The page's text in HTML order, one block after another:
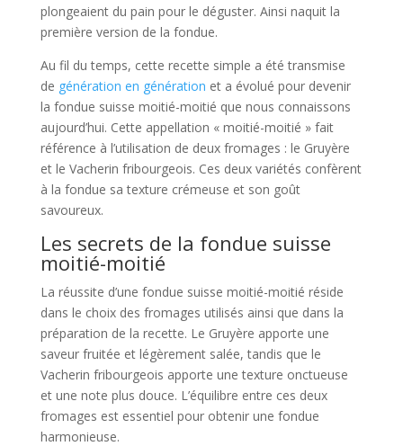
plongeaient du pain pour le déguster. Ainsi naquit la
première version de la fondue.
Au fil du temps, cette recette simple a été transmise
de génération en génération et a évolué pour devenir
la fondue suisse moitié-moitié que nous connaissons
aujourd’hui. Cette appellation « moitié-moitié » fait
référence à l’utilisation de deux fromages : le Gruyère
et le Vacherin fribourgeois. Ces deux variétés confèrent
à la fondue sa texture crémeuse et son goût
savoureux.
Les secrets de la fondue suisse
moitié-moitié
La réussite d’une fondue suisse moitié-moitié réside
dans le choix des fromages utilisés ainsi que dans la
préparation de la recette. Le Gruyère apporte une
saveur fruitée et légèrement salée, tandis que le
Vacherin fribourgeois apporte une texture onctueuse
et une note plus douce. L’équilibre entre ces deux
fromages est essentiel pour obtenir une fondue
harmonieuse.